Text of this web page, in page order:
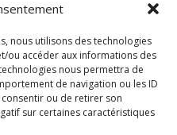
nous utilisons des technologies
ou accéder aux informations des
nous permettra de
de navigation ou les ID
ou de retirer son
sur certaines caractéristiques
sera bientôt